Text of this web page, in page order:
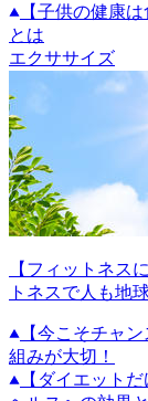
【子供の健康
とは
エクササイズ
【フィットネス
トネスで人も地
【今こそチャ
組みが大切！
【ダイエット